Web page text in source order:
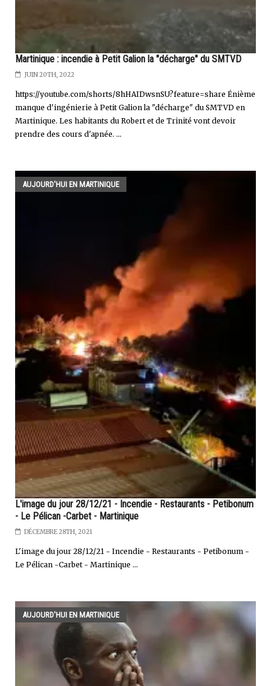
Martinique : incendie à Petit Galion la "décharge" du SMTVD
JUIN 20TH, 2022
https://youtube.com/shorts/8hHAIDwsnSU?feature=share Énième
manque d'ingénierie à Petit Galion la "décharge" du SMTVD en
Martinique. Les habitants du Robert et de Trinité vont devoir
prendre des cours d'apnée. ...
AUJOURD'HUI EN MARTINIQUE
L'image du jour 28/12/21 - Incendie - Restaurants - Petibonum
- Le Pélican -Carbet - Martinique
DÉCEMBRE 28TH, 2021
L'image du jour 28/12/21 - Incendie - Restaurants - Petibonum -
Le Pélican -Carbet - Martinique ...
AUJOURD'HUI EN MARTINIQUE